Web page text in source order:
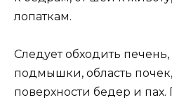
лопаткам.
Следует обходить
подмышки, область
поверхности бедер и